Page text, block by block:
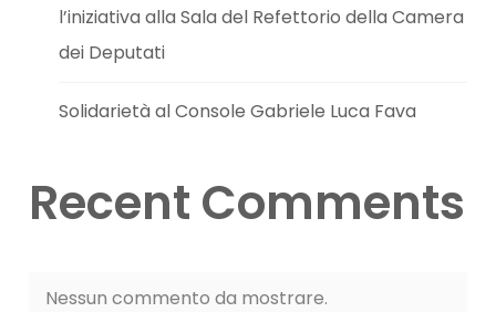
l’iniziativa alla Sala del Refettorio della Camera
dei Deputati
Solidarietà al Console Gabriele Luca Fava
Recent Comments
Nessun commento da mostrare.